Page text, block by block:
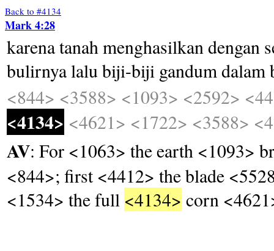
Back to #4134
Mark 4:28
karenatanahmenghasilkandengan
bulirnyalalubiji-biji gandumdalam
<844> <3588> <1093> <2592>
<4134> <4621> <1722> <3588>
AV: For <1063> the earth <1093>
<844>; first <4412> the blade
<1534> the full <4134> corn